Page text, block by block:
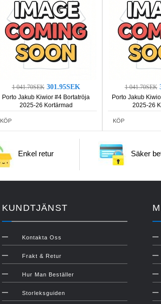
1 041.70SEK 301.95SEK
Porto Jakub Kiwior #4 Bortatröja
2025-26 Kortärmad
KÖP
1 041.70SEK
Porto Jakub
2025-26
KÖP
Enkel retur Säker
KUNDTJÄNST
Kontakta Oss
Frakt & Retur
Hur Man Beställer
Storleksguiden